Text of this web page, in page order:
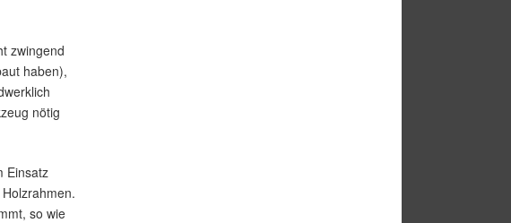
zwingend
haben),
nötig
Einsatz
so wie